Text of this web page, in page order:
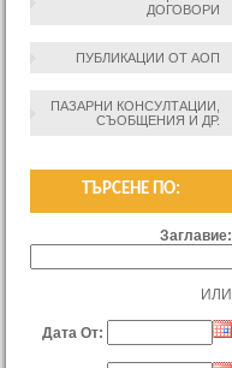
ДОГОВОРИ
ПУБЛИКАЦИИ ОТ АОП
ПАЗАРНИ КОНСУЛТАЦИИ,
СЪОБЩЕНИЯ И ДР.
ТЪРСЕНЕ ПО:
Заглавие:
ИЛИ
Дата От: